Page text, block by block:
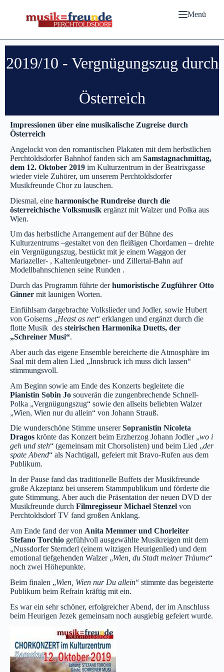
Menü
2019/10 - Vergnügungszug durch
Österreich
Impressionen über eine musikalische Zugreise durch
Österreich
Angelockt von den romantischen Plakaten mit dem herbstlichen
Perchtoldsdorfer Bahnhof fanden sich am Samstagnachmittag,
dem 12. Oktober 2019 im Kulturzentrum in der Beatrixgasse
wieder viele Zuhörer, um unserem Perchtoldsdorfer
Musikfreunde Chor zu lauschen.
Diesmal, eine harmonische Rundreise durch die
österreichische Volksmusik ergänzt mit Walzer und Polka aus
Wien.
Um das herbstliche Arrangement auf der Bühne des
Kulturzentrums –gestaltet von den fleißigen Chordamen – drehte
ein Vergnügungszug, bestückt mit je einem Waggon der
Mariazeller- , Kaltenleutgebner- und Zillertal-Bahn auf
Modellbahnschienen seine Runden .
Durch das Programm führte derhumoristische Zugführer Otto
Ginner mit launigen Worten.
Einfühlsam dargebrachte Volkslieder und Jodler, sowie Hubert
von Goiserns „Heast as net“ erklangen und ergänzt durch die
flotte Musik des steirischen Harmonika Duetts, der
„Schreiner Musi“.
Aber auch das eigene Ensemble bereicherte die Atmosphäre im
Saal mit dem alten Lied „Innsbruck ich muss dich lassen“
stimmungsvoll.
Am Beginn sowie am Ende des Konzerts begleitete die
Pianistin Sobin Jo souverän die zungenbrechende Schnell-
Polka „Vergnügungszug“ sowie den allseits beliebten Walzer
„Wien, Wien nur du allein“ von Johann Strauß.
Die wunderschöne Stimme unsererSopranistin Nicoleta
Dragos krönte das Konzert beim Erzherzog Johann Jodler „wo i
geh und steh“ (gemeinsam mit Chorsolisten) und beim Lied „der
spate Abend“ als Nachtigall, gefeiert mit Bravo-Rufen aus dem
Publikum.
In der Pause fand das traditionelle Buffets der Musikfreunde
große Akzeptanz bei unserem Stammpublikum und förderte die
gute Stimmung. Aber auch die Präsentation der neuen DVD der
Musikfreunde durch Filmregisseur Michael Stenzel von
Perchtoldsdorf TV fand großen Anklang.
Am Ende fand der von Anita Memmer und Chorleiter
Stefano Torchio gefühlvoll ausgewählte Musikreigen mit dem
„Nussdorfer Sternderl (einem witzigen Heurigenlied) und dem
emotional tiefgehenden Walzer „Wien, du Stadt meiner Träume“
noch zwei Höhepunkte.
Beim finalen „Wien, Wien nur Du allein“ stimmte das begeisterte
Publikum beim Refrain kräftig mit ein.
Es war ein sehr schöner, erfolgreicher Abend, der im Anschluss
beim Heurigen Jezek gemeinsam noch ausgiebig gefeiert wurde.